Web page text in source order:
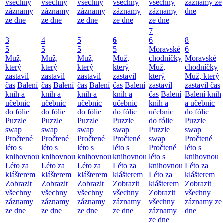
všechny
záznamy
ze dne
všechny
záznamy
ze dne
všechny
záznamy
ze dne
všechny
záznamy
ze dne
všechny
záznamy
ze dne
záznamy ze
dne
3
5
Muž,
který
zastavil
čas Balení
knih a
učebnic
do fólie
Puzzle
swap
Pročtené
léto s
knihovnou
Léto za
klášterem
Zobrazit
všechny
záznamy
ze dne
4
5
Muž,
který
zastavil
čas Balení
knih a
učebnic
do fólie
Puzzle
swap
Pročtené
léto s
knihovnou
Léto za
klášterem
Zobrazit
všechny
záznamy
ze dne
5
5
Muž,
který
zastavil
čas Balení
knih a
učebnic
do fólie
Puzzle
swap
Pročtené
léto s
knihovnou
Léto za
klášterem
Zobrazit
všechny
záznamy
ze dne
6
5
Muž,
který
zastavil
čas Balení
knih a
učebnic
do fólie
Puzzle
swap
Pročtené
léto s
knihovnou
Léto za
klášterem
Zobrazit
všechny
záznamy
ze dne
7
6
Moravské
chodníčky
Muž,
který
zastavil
čas Balení
knih a
učebnic
do fólie
Puzzle
swap
Pročtené
léto s
knihovnou
Léto za
klášterem
Zobrazit
všechny
záznamy
ze dne
8
6
Moravské
chodníčky
Muž, který
zastavil čas
Balení knih
a učebnic
do fólie
Puzzle
swap
Pročtené
léto s
knihovnou
Léto za
klášterem
Zobrazit
všechny
záznamy ze
dne